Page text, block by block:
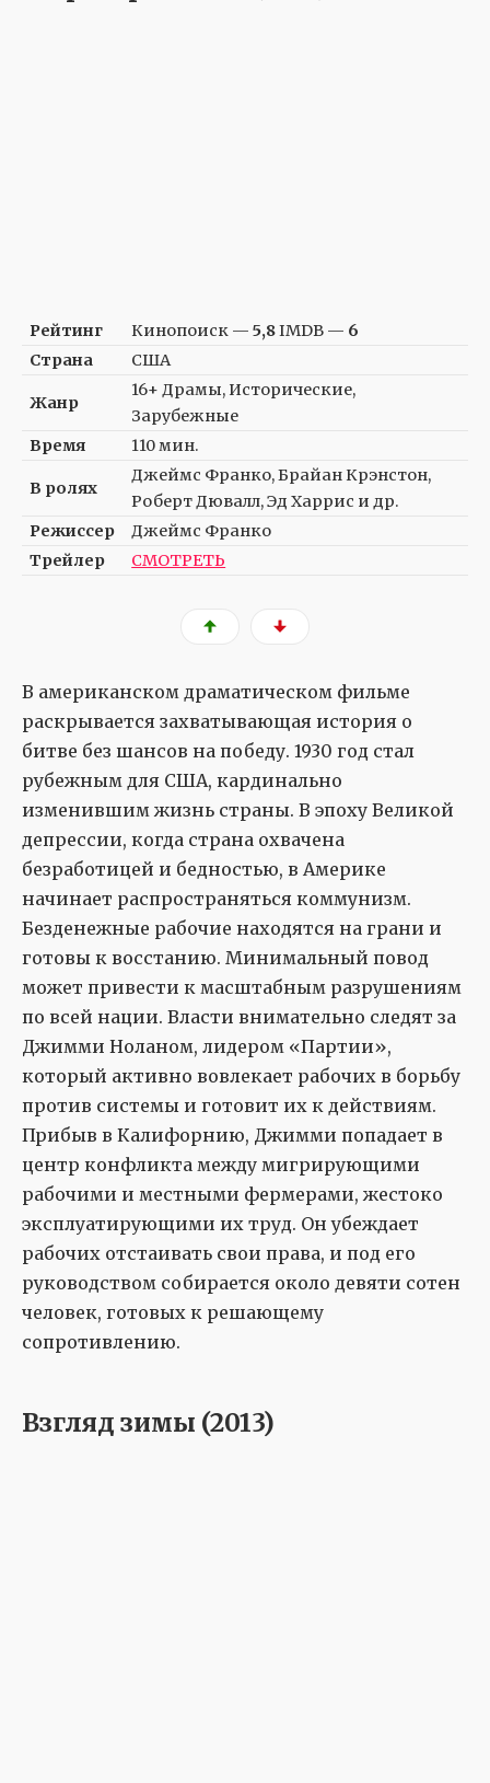
Рейтинг Кинопоиск —5,8IMDB — 6
Страна
США
Жанр
16+ Драмы, Исторические,
Зарубежные
Время
110 мин.
В ролях
Джеймс Франко, Брайан Крэнстон,
Роберт Дювалл, Эд Харрис и др.
Режиссер
Джеймс Франко
Трейлер
СМОТРЕТЬ
В американском драматическом фильме
раскрывается захватывающая история о
битве без шансов на победу. 1930 год стал
рубежным для США, кардинально
изменившим жизнь страны. В эпоху Великой
депрессии, когда страна охвачена
безработицей и бедностью, в Америке
начинает распространяться коммунизм.
Безденежные рабочие находятся на грани и
готовы к восстанию. Минимальный повод
может привести к масштабным разрушениям
по всей нации. Власти внимательно следят за
Джимми Ноланом, лидером «Партии»,
который активно вовлекает рабочих в борьбу
против системы и готовит их к действиям.
Прибыв в Калифорнию, Джимми попадает в
центр конфликта между мигрирующими
рабочими и местными фермерами, жестоко
эксплуатирующими их труд. Он убеждает
рабочих отстаивать свои права, и под его
руководством собирается около девяти сотен
человек, готовых к решающему
сопротивлению.
Взгляд зимы (2013)